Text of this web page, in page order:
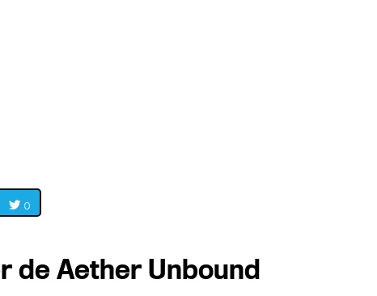
0
de Aether Unbound